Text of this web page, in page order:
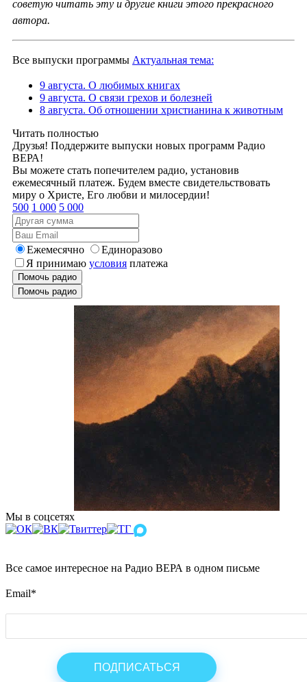
советую читать эту и другие книги этого прекрасного
автора.
Все выпуски программы Актуальная тема:
9 августа. О любимых книгах
9 августа. О связи грехов и болезней
8 августа. Об отношении христианина к животным
Читать полностью
Друзья! Поддержите выпуски новых программ Радио
ВЕРА!
Вы можете стать попечителем радио, установив
ежемесячный платеж. Будем вместе свидетельствовать
миру о Христе, Его любви и милосердии!
500 1 000 5 000
Ежемесячно
Единоразово
Я принимаю условия платежа
Помочь радио
Помочь радио
Мы в соцсетях
Все самое интересное на Радио ВЕРА в одном письме
Email*